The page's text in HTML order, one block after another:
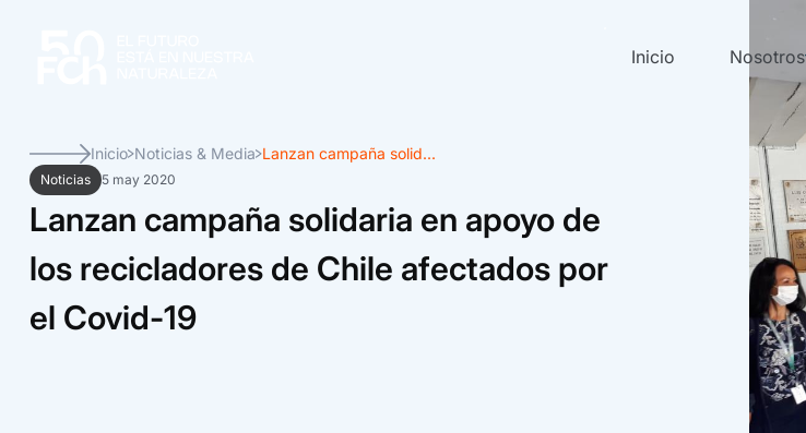
Inicio Nosotros
Inicio Noticias & Media Lanzan campaña solid...
Noticias 5 may 2020
Lanzan campaña solidaria en apoyo de
los recicladores de Chile afectados por
el Covid-19